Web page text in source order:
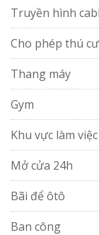
Truyền hình
Cho phép thú
Thang máy
Gym
Khu vực làm việc
Mở cửa 24h
Bãi để ôtô
Ban công